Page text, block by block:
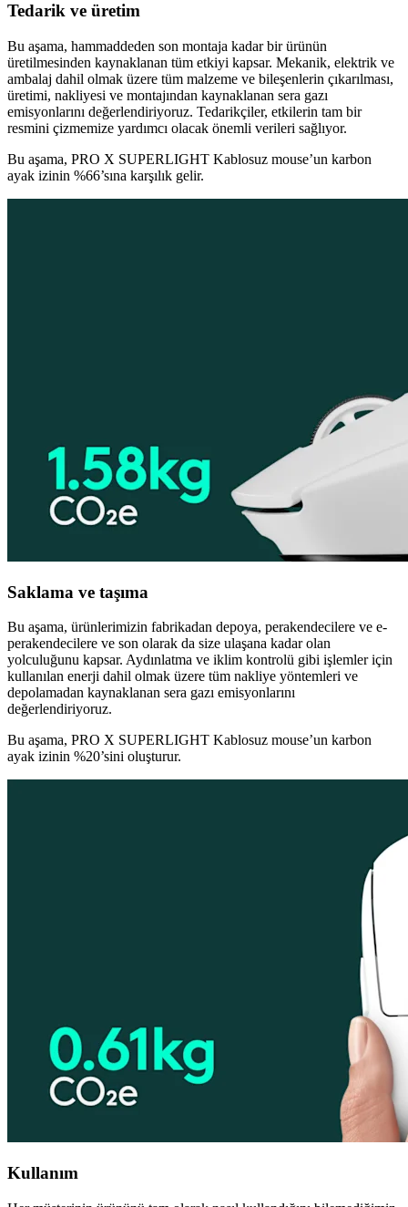
Tedarik ve üretim
Bu aşama, hammaddeden son montaja kadar bir ürünün
üretilmesinden kaynaklanan tüm etkiyi kapsar. Mekanik, elektrik ve
ambalaj dahil olmak üzere tüm malzeme ve bileşenlerin çıkarılması,
üretimi, nakliyesi ve montajından kaynaklanan sera gazı
emisyonlarını değerlendiriyoruz. Tedarikçiler, etkilerin tam bir
resmini çizmemize yardımcı olacak önemli verileri sağlıyor.
Bu aşama, PRO X SUPERLIGHT Kablosuz mouse’un karbon
ayak izinin %66’sına karşılık gelir.
Saklama ve taşıma
Bu aşama, ürünlerimizin fabrikadan depoya, perakendecilere ve e-
perakendecilere ve son olarak da size ulaşana kadar olan
yolculuğunu kapsar. Aydınlatma ve iklim kontrolü gibi işlemler için
kullanılan enerji dahil olmak üzere tüm nakliye yöntemleri ve
depolamadan kaynaklanan sera gazı emisyonlarını
değerlendiriyoruz.
Bu aşama, PRO X SUPERLIGHT Kablosuz mouse’un karbon
ayak izinin %20’sini oluşturur.
Kullanım